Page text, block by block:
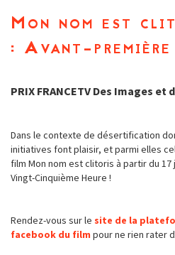
Mon nom est
: Avant-première
PRIX FRANCETV Des Images et
Dans le contexte de désertification
initiatives font plaisir, et parmi elles
film Mon nom est clitoris à partir du
Vingt-Cinquième Heure !
Rendez-vous sur le site de la
facebook du film pour ne rien rater